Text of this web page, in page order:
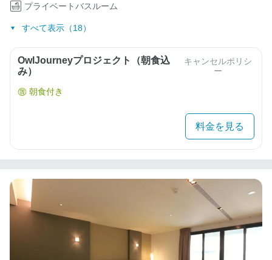
プライベートバスルーム
すべて表示（18）
OwlJourneyプロジェクト（朝食込
み）
キャンセルポリシ
ー
朝食付き
料金を見る